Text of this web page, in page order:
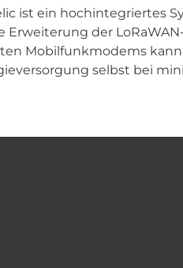
ist ein hochintegriertes
Erweiterung der
Mobilfunkmodems
selbst bei